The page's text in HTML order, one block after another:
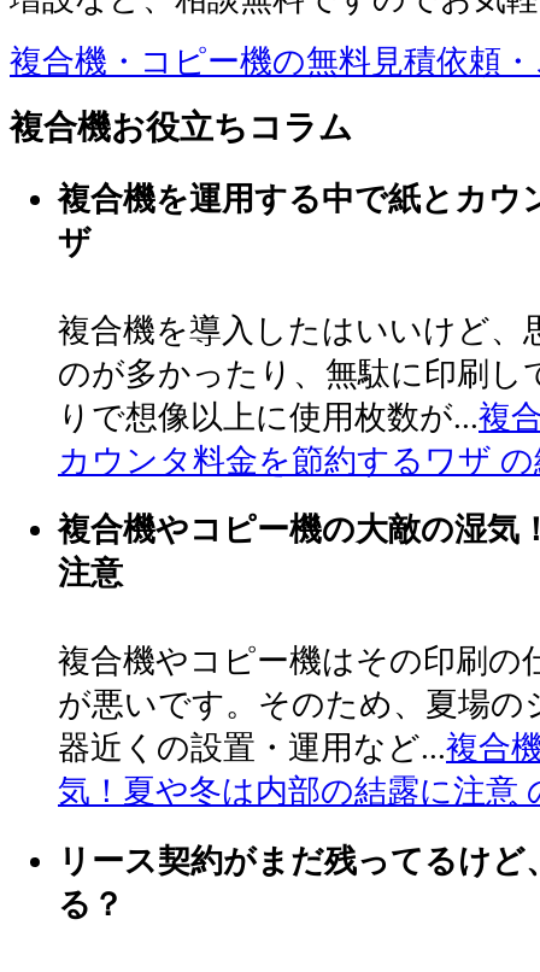
複合機・コピー機の無料見積依頼
複合機お役立ちコラム
複合機を運用する中で紙とカウ
ザ
複合機を導入したはいいけど、
のが多かったり、無駄に印刷
りで想像以上に使用枚数が...複
カウンタ料金を節約するワザ
複合機やコピー機の大敵の湿気
注意
複合機やコピー機はその印刷の
が悪いです。そのため、夏場の
器近くの設置・運用など...複合
気！夏や冬は内部の結露に注意
リース契約がまだ残ってるけど
る？